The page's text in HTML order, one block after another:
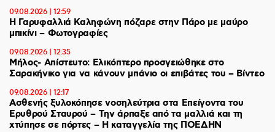
09.08.2026 | 12:59
Η Γαρυφαλλιά Καληφώνη πόζαρε στην Πάρο με μαύρο
μπικίνι – Φωτογραφίες
09.08.2026 | 12:35
Μήλος- Απίστευτο: Ελικόπτερο προσγειώθηκε στο
Σαρακήνικο για να κάνουν μπάνιο οι επιβάτες του – Βίντεο
09.08.2026 | 12:17
Ασθενής ξυλοκόπησε νοσηλεύτρια στα Επείγοντα του
Ερυθρού Σταυρού – Tην άρπαξε από τα μαλλιά και τη
χτύπησε σε πόρτες – Η καταγγελία της ΠΟΕΔΗΝ